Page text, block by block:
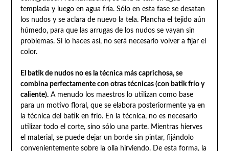
templada y luego en agua fría. Sólo en esta fase se desatan
los nudos y se aclara de nuevo la tela. Plancha el tejido aún
húmedo, para que las arrugas de los nudos se vayan sin
problemas. Si lo haces así, no será necesario volver a fijar el
color.
El batik de nudos no es la técnica más caprichosa, se
combina perfectamente con otras técnicas (con batik frío y
caliente).A menudo los maestros lo utilizan como base
para un motivo floral, que se elabora posteriormente ya en
la técnica del batik en frío. En la técnica, no es necesario
utilizar todo el corte, sino sólo una parte. Mientras hierves
el material, se puede dejar un borde sin pintar, fijándolo
convenientemente sobre la olla hirviendo. De esta forma, la